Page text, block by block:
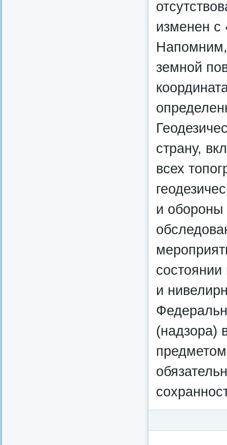
изменен с
Напомним,
земной
страну,
всех
и обороны
состоянии
и
(надзора)